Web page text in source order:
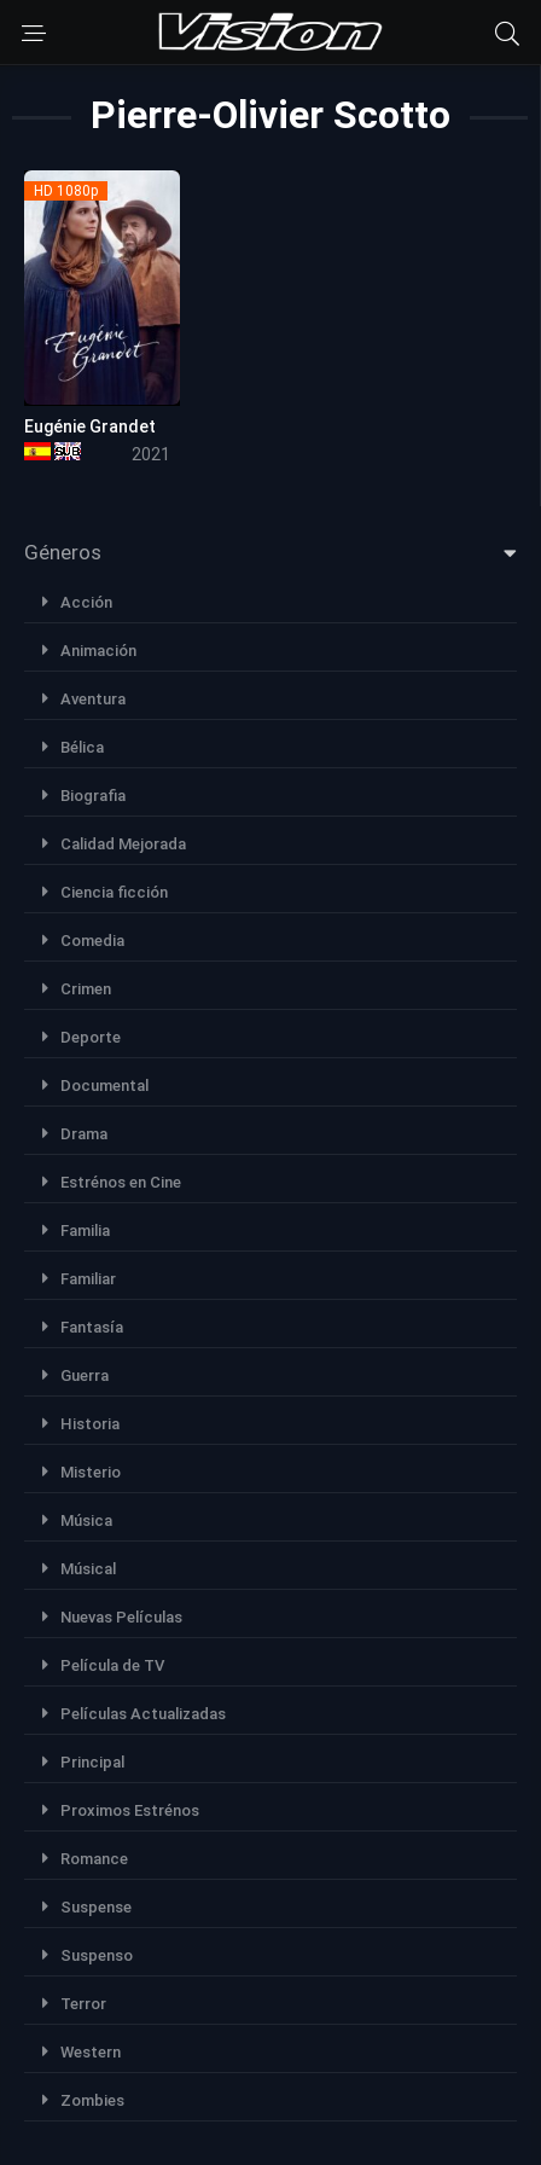
Pierre-Olivier Scotto
HD 1080p
Eugénie Grandet
2021
Géneros
Acción
Animación
Aventura
Bélica
Biografia
Calidad Mejorada
Ciencia ficción
Comedia
Crimen
Deporte
Documental
Drama
Estrénos en Cine
Familia
Familiar
Fantasía
Guerra
Historia
Misterio
Música
Músical
Nuevas Películas
Película de TV
Películas Actualizadas
Principal
Proximos Estrénos
Romance
Suspense
Suspenso
Terror
Western
Zombies